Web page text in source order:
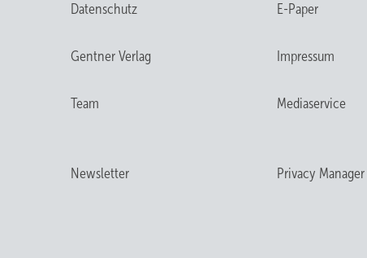
Datenschutz E-Paper
Gentner Verlag Impressum
Team Mediaservice
Newsletter Privacy Manager